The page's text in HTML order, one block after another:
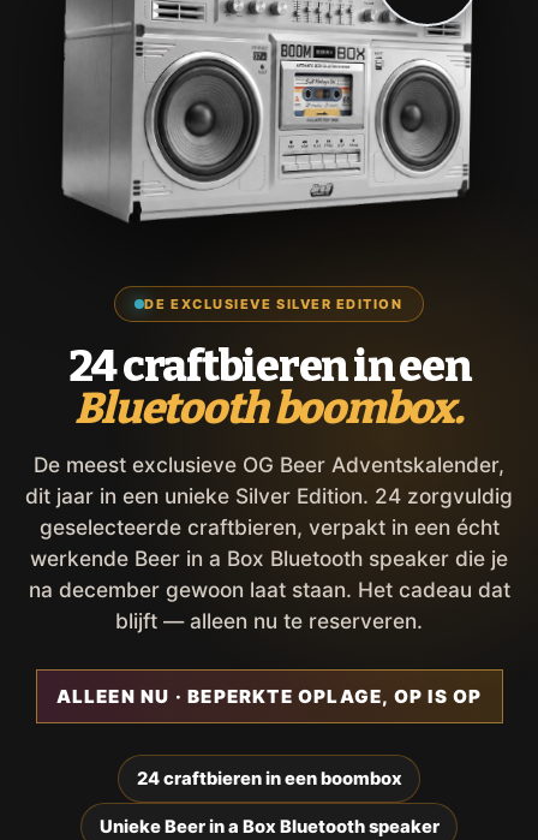
DE EXCLUSIEVE SILVER EDITION
24 craftbieren in een
Bluetooth boombox.
De meest exclusieve OG Beer Adventskalender,
dit jaar in een unieke Silver Edition. 24 zorgvuldig
geselecteerde craftbieren, verpakt in een écht
werkende Beer in a Box Bluetooth speaker die je
na december gewoon laat staan. Het cadeau dat
blijft — alleen nu te reserveren.
ALLEEN NU · BEPERKTE OPLAGE, OP IS OP
24 craftbieren in een boombox
Unieke Beer in a Box Bluetooth speaker